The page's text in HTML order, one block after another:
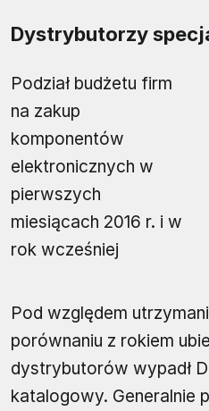
Dystrybutorzy
Podział budżetu firm
na zakup
komponentów
elektronicznych w
pierwszych
miesiącach 2016 r. i w
rok wcześniej
Pod względem
porównaniu z rokiem
dystrybutorów wypadł
katalogowy. Generalnie